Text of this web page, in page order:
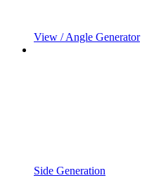
View / Angle Generator
Side Generation